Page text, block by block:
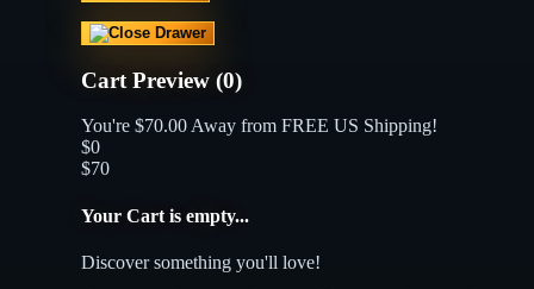
Cart Preview (0)
You're $70.00 Away from FREE US Shipping!
$0
$70
Your Cart is empty...
Discover something you'll love!